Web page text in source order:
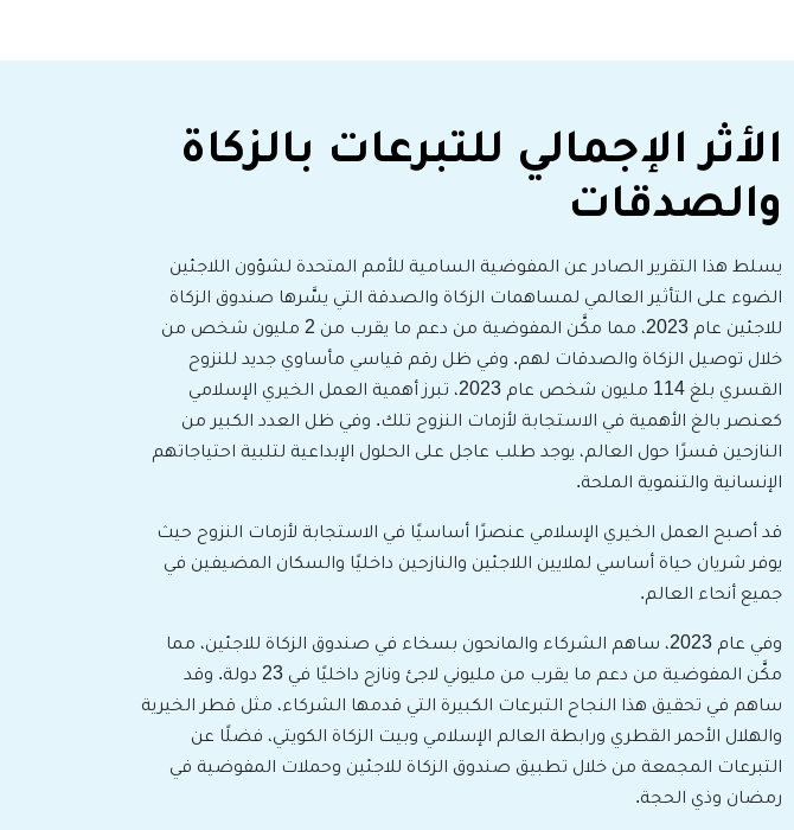
الأثر الإجمالي للتبرعات بالزكاة
والصدقات
يسلط هذا التقرير الصادر عن المفوضية السامية للأمم المتحدة لشؤون اللاجئين
الضوء على التأثير العالمي لمساهمات الزكاة والصدقة التي يسَّرها صندوق الزكاة
للاجئين عام 2023، مما مكَّن المفوضية من دعم ما يقرب من 2 مليون شخص من
خلال توصيل الزكاة والصدقات لهم. وفي ظل رقم قياسي مأساوي جديد للنزوح
القسري بلغ 114 مليون شخص عام 2023، تبرز أهمية العمل الخيري الإسلامي
كعنصر بالغ الأهمية في الاستجابة لأزمات النزوح تلك. وفي ظل العدد الكبير من
النازحين قسرًا حول العالم، يوجد طلب عاجل على الحلول الإبداعية لتلبية احتياجاتهم
الإنسانية والتنموية الملحة.
قد أصبح العمل الخيري الإسلامي عنصرًا أساسيًا في الاستجابة لأزمات النزوح حيث
يوفر شريان حياة أساسي لملايين اللاجئين والنازحين داخليًا والسكان المضيفين في
جميع أنحاء العالم.
وفي عام 2023، ساهم الشركاء والمانحون بسخاء في صندوق الزكاة للاجئين، مما
مكَّن المفوضية من دعم ما يقرب من مليوني لاجئ ونازح داخليًا في 23 دولة. وقد
ساهم في تحقيق هذا النجاح التبرعات الكبيرة التي قدمها الشركاء، مثل قطر الخيرية
والهلال الأحمر القطري ورابطة العالم الإسلامي وبيت الزكاة الكويتي، فضلًا عن
التبرعات المجمعة من خلال تطبيق صندوق الزكاة للاجئين وحملات المفوضية في
رمضان وذي الحجة.